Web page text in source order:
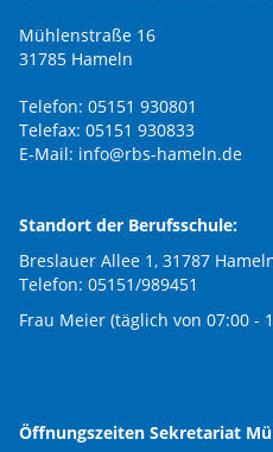
Mühlenstraße 16
31785 Hameln
Telefon: 05151 930801
Telefax: 05151 930833
E-Mail: info@rbs-hameln.de
Standort der Berufsschule:
Breslauer Allee 1, 31787
Telefon: 05151/989451
Frau Meier (täglich von 07:00 -
Öffnungszeiten Sekretariat